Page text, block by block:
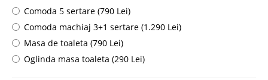
Comoda 5 sertare (790 Lei)
Comoda machiaj 3+1 sertare (1.290 Lei)
Masa de toaleta (790 Lei)
Oglinda masa toaleta (290 Lei)